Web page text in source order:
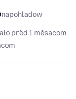
napohladow
před 1 měsacom